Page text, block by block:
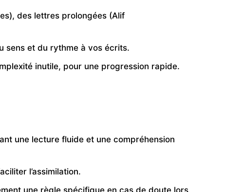
des lettres prolongées (Alif
sens et du rythme à vos écrits.
inutile, pour une progression rapide.
une lecture fluide et une compréhension
l’assimilation.
une règle spécifique en cas de doute lors